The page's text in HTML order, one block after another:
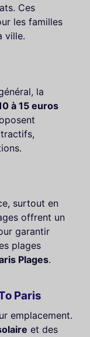
Ces
les familles
ville.
la
à 15 euros
surtout en
offrent un
garantir
plages
Plages.
Paris
emplacement.
et des